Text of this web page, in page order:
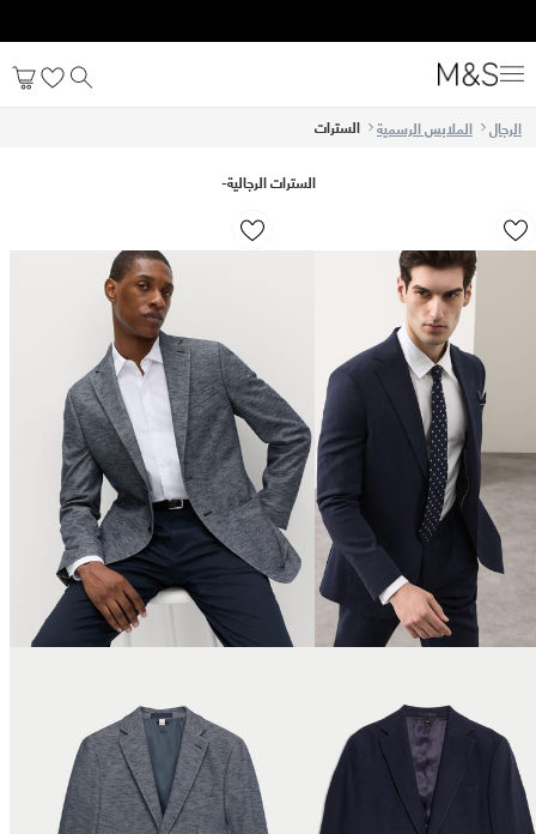
الرجال الملابس الرسمية
السترات
السترات الرجالية-